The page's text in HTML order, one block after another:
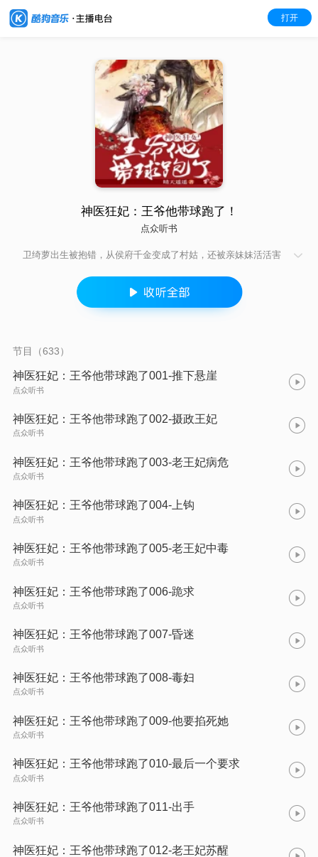
打开
神医狂妃：王爷他带球跑了！
点众听书
卫绮萝出生被抱错，从侯府千金变成了村姑，还被亲妹妹活活害
节目（633）
神医狂妃：王爷他带球跑了001-推下悬崖
点众听书
神医狂妃：王爷他带球跑了002-摄政王妃
点众听书
神医狂妃：王爷他带球跑了003-老王妃病危
点众听书
神医狂妃：王爷他带球跑了004-上钩
点众听书
神医狂妃：王爷他带球跑了005-老王妃中毒
点众听书
神医狂妃：王爷他带球跑了006-跪求
点众听书
神医狂妃：王爷他带球跑了007-昏迷
点众听书
神医狂妃：王爷他带球跑了008-毒妇
点众听书
神医狂妃：王爷他带球跑了009-他要掐死她
点众听书
神医狂妃：王爷他带球跑了010-最后一个要求
点众听书
神医狂妃：王爷他带球跑了011-出手
点众听书
神医狂妃：王爷他带球跑了012-老王妃苏醒